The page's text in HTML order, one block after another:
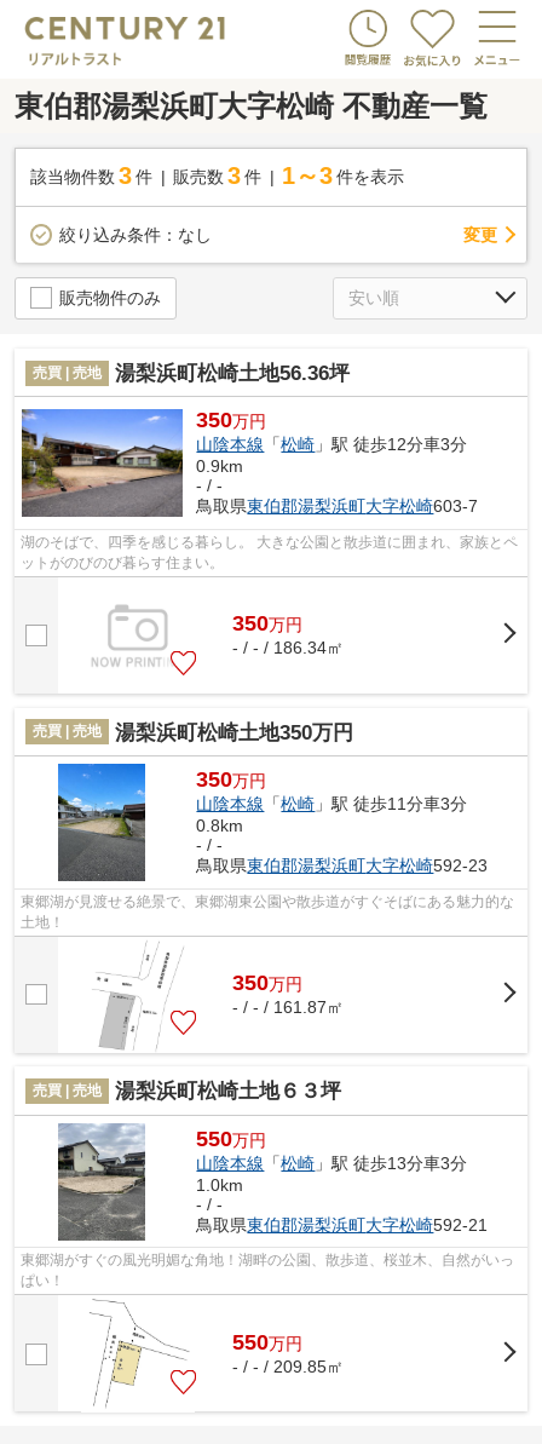
東伯郡湯梨浜町大字松崎 不動産一覧
該当物件数 3件 販売数 3 件 1～3 件を表示
絞り込み条件： なし 変更
販売物件のみ
売買 | 売地 湯梨浜町松崎土地56.36坪
350万円
山陰本線 「松崎 」駅 徒歩12分車3分
0.9km
- / -
鳥取県東伯郡湯梨浜町大字松崎603-7
湖のそばで、四季を感じる暮らし。 大きな公園と散歩道に囲まれ、家族とペ
ットがのびのび暮らす住まい。
350万円
- / - / 186.34㎡
売買 | 売地 湯梨浜町松崎土地350万円
350万円
山陰本線 「松崎 」駅 徒歩11分車3分
0.8km
- / -
鳥取県東伯郡湯梨浜町大字松崎592-23
東郷湖が見渡せる絶景で、東郷湖東公園や散歩道がすぐそばにある魅力的な
土地！
350万円
- / - / 161.87㎡
売買 | 売地 湯梨浜町松崎土地６３坪
550万円
山陰本線 「松崎 」駅 徒歩13分車3分
1.0km
- / -
鳥取県東伯郡湯梨浜町大字松崎592-21
東郷湖がすぐの風光明媚な角地！湖畔の公園、散歩道、桜並木、自然がいっ
ぱい！
550万円
- / - / 209.85㎡